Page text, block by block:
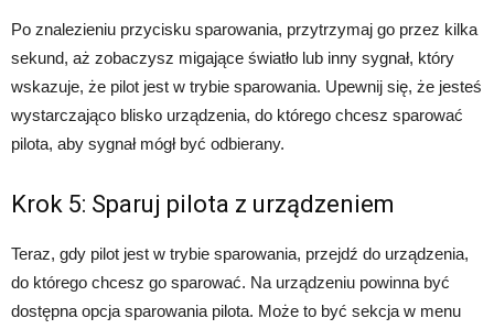
Po znalezieniu przycisku sparowania, przytrzymaj go przez kilka
sekund, aż zobaczysz migające światło lub inny sygnał, który
wskazuje, że pilot jest w trybie sparowania. Upewnij się, że jesteś
wystarczająco blisko urządzenia, do którego chcesz sparować
pilota, aby sygnał mógł być odbierany.
Krok 5: Sparuj pilota z urządzeniem
Teraz, gdy pilot jest w trybie sparowania, przejdź do urządzenia,
do którego chcesz go sparować. Na urządzeniu powinna być
dostępna opcja sparowania pilota. Może to być sekcja w menu